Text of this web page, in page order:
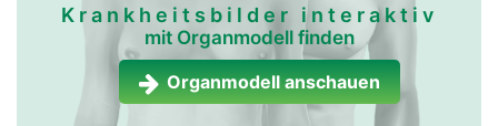
Krankheitsbilder interaktiv
mit Organmodell finden
Organmodell anschauen